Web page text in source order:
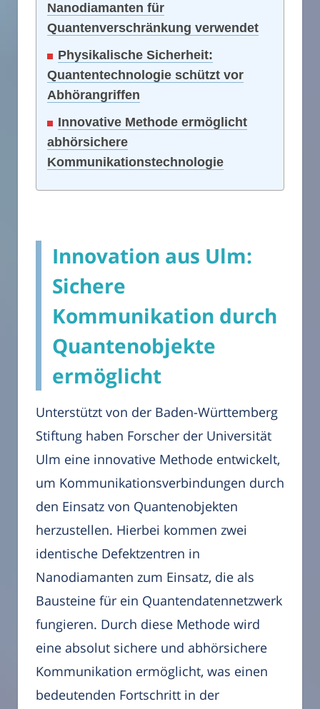
Nanodiamanten für
Quantenverschränkung verwendet
Physikalische Sicherheit:
Quantentechnologie schützt vor
Abhörangriffen
Innovative Methode ermöglicht
abhörsichere
Kommunikationstechnologie
Innovation aus Ulm:
Sichere
Kommunikation durch
Quantenobjekte
ermöglicht
Unterstützt von der Baden-Württemberg
Stiftung haben Forscher der Universität
Ulm eine innovative Methode entwickelt,
um Kommunikationsverbindungen durch
den Einsatz von Quantenobjekten
herzustellen. Hierbei kommen zwei
identische Defektzentren in
Nanodiamanten zum Einsatz, die als
Bausteine für ein Quantendatennetzwerk
fungieren. Durch diese Methode wird
eine absolut sichere und abhörsichere
Kommunikation ermöglicht, was einen
bedeutenden Fortschritt in der